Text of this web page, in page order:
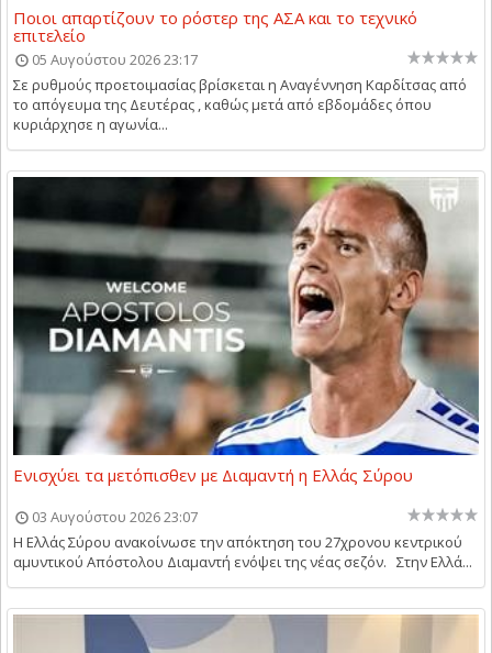
Ποιοι απαρτίζουν το ρόστερ της ΑΣΑ και το τεχνικό
επιτελείο
05 Αυγούστου 2026 23:17
Σε ρυθμούς προετοιμασίας βρίσκεται η Αναγέννηση Καρδίτσας από
το απόγευμα της Δευτέρας , καθώς μετά από εβδομάδες όπου
κυριάρχησε η αγωνία...
Ενισχύει τα μετόπισθεν με Διαμαντή η Ελλάς Σύρου
03 Αυγούστου 2026 23:07
Η Ελλάς Σύρου ανακοίνωσε την απόκτηση του 27χρονου κεντρικού
αμυντικού Απόστολου Διαμαντή ενόψει της νέας σεζόν. Στην Ελλά...